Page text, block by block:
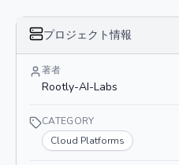
プロジェクト情報
著者
Rootly-AI-Labs
CATEGORY
Cloud Platforms